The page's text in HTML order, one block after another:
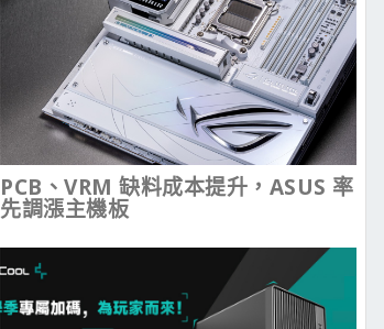
PCB、VRM 缺料成本提升，ASUS 率
先調漲主機板